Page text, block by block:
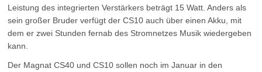
Leistung des integrierten Verstärkers beträgt 15 Watt. Anders als
sein großer Bruder verfügt der CS10 auch über einen Akku, mit
dem er zwei Stunden fernab des Stromnetzes Musik wiedergeben
kann.
Der Magnat CS40 und CS10 sollen noch im Januar in den